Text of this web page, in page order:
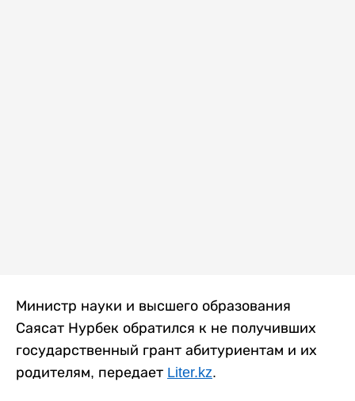
Министр науки и высшего образования
Саясат Нурбек обратился к не получивших
государственный грант абитуриентам и их
родителям, передает Liter.kz.